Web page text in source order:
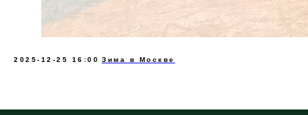
2025-12-25 16:00 Зима в Москве